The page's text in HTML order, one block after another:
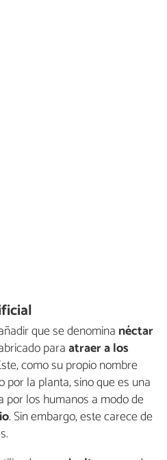
que se denominanéctar
paraatraer a los
como su propio nombre
por la planta, sino que es una
por los humanos a modo de
. Sin embargo, este carece de